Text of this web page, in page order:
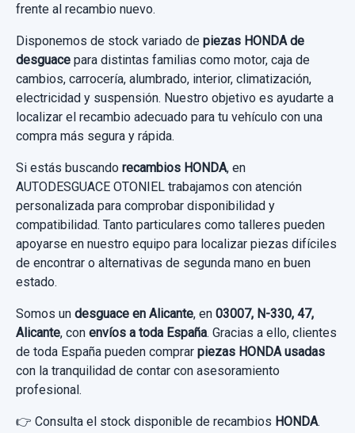
frente al recambio nuevo.
Disponemos de stock variado de piezas HONDA de
desguace para distintas familias como motor, caja de
cambios, carrocería, alumbrado, interior, climatización,
electricidad y suspensión. Nuestro objetivo es ayudarte a
localizar el recambio adecuado para tu vehículo con una
compra más segura y rápida.
Si estás buscando recambios HONDA, en
AUTODESGUACE OTONIEL trabajamos con atención
personalizada para comprobar disponibilidad y
compatibilidad. Tanto particulares como talleres pueden
apoyarse en nuestro equipo para localizar piezas difíciles
de encontrar o alternativas de segunda mano en buen
estado.
Somos un desguace en Alicante, en 03007, N-330, 47,
Alicante, con envíos a toda España. Gracias a ello, clientes
de toda España pueden comprar piezas HONDA usadas
con la tranquilidad de contar con asesoramiento
profesional.
👉 Consulta el stock disponible de recambios HONDA.